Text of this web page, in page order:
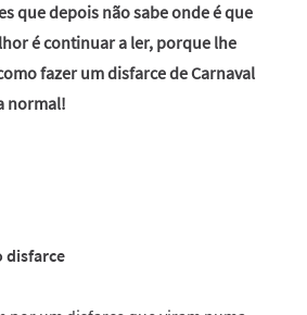
que depois não sabe onde é que
é continuar a ler, porque lhe
fazer um disfarce de Carnaval
normal!
disfarce